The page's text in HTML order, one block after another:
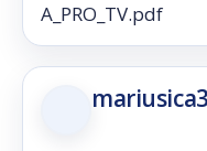
A_PRO_TV.pdf